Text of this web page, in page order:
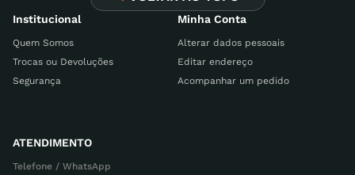
Institucional
Quem Somos
Trocas ou Devoluções
Segurança
Minha Conta
Alterar dados pessoais
Editar endereço
Acompanhar um pedido
ATENDIMENTO
Telefone / WhatsApp